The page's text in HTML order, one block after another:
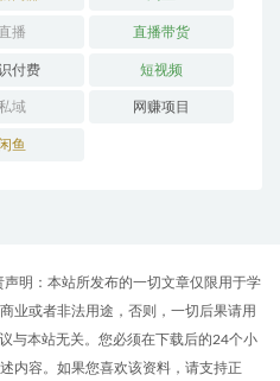
播 直播带货
付费 短视频
域 网赚项目
闲鱼
明：本站所发布的一切文章仅限用于学
业或者非法用途，否则，一切后果请用
与本站无关。您必须在下载后的24个小
内容。如果您喜欢该资料，请支持正